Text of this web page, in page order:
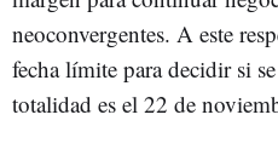
neoconvergentes. A este
fecha límite para decidir si
totalidad es el 22 de